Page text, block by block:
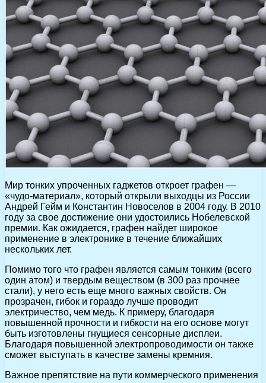
Мир тонких упроченных гаджетов откроет графен —
«чудо-материал», который открыли выходцы из России
Андрей Гейм и Константин Новоселов в 2004 году. В 2010
году за свое достижение они удостоились Нобелевской
премии. Как ожидается, графен найдет широкое
применение в электронике в течение ближайших
нескольких лет.
Помимо того что графен является самым тонким (всего
один атом) и твердым веществом (в 300 раз прочнее
стали), у него есть еще много важных свойств. Он
прозрачен, гибок и гораздо лучше проводит
электричество, чем медь. К примеру, благодаря
повышенной прочности и гибкости на его основе могут
быть изготовлены гнущиеся сенсорные дисплеи.
Благодаря повышенной электропроводимости он также
сможет выступать в качестве замены кремния.
Важное препятствие на пути коммерческого применения